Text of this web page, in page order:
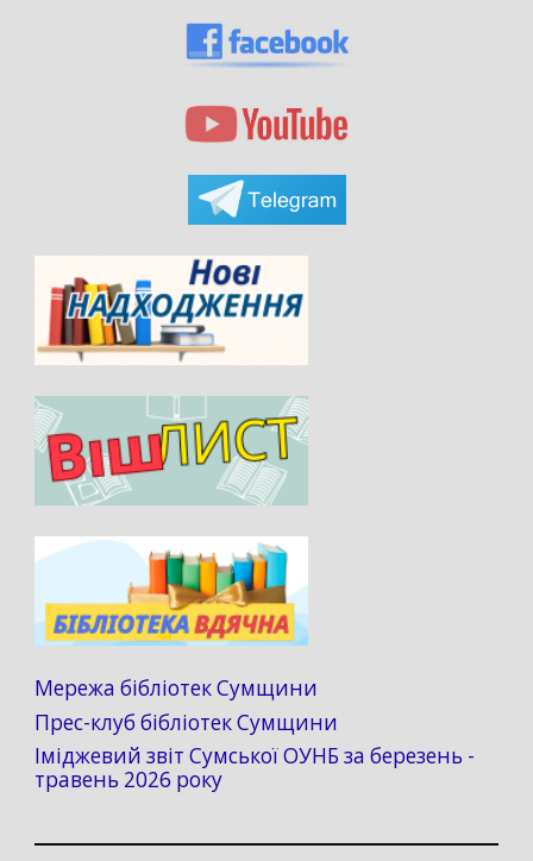
Мережа бібліотек Сумщини
Прес-клуб бібліотек Сумщини
Іміджевий звіт Сумської ОУНБ за березень -
травень 2026 року